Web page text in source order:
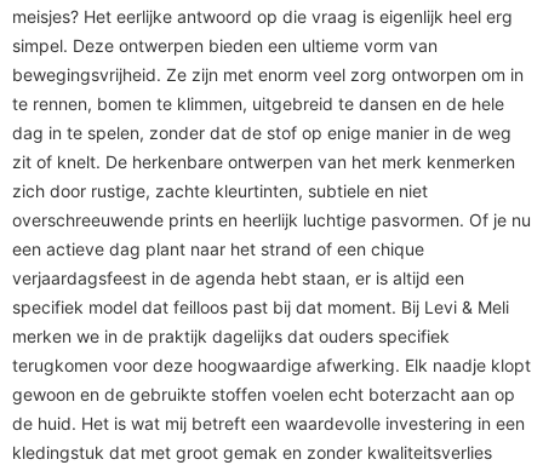
meisjes? Het eerlijke antwoord op die vraag is eigenlijk heel erg
simpel. Deze ontwerpen bieden een ultieme vorm van
bewegingsvrijheid. Ze zijn met enorm veel zorg ontworpen om in
te rennen, bomen te klimmen, uitgebreid te dansen en de hele
dag in te spelen, zonder dat de stof op enige manier in de weg
zit of knelt. De herkenbare ontwerpen van het merk kenmerken
zich door rustige, zachte kleurtinten, subtiele en niet
overschreeuwende prints en heerlijk luchtige pasvormen. Of je nu
een actieve dag plant naar het strand of een chique
verjaardagsfeest in de agenda hebt staan, er is altijd een
specifiek model dat feilloos past bij dat moment. Bij Levi & Meli
merken we in de praktijk dagelijks dat ouders specifiek
terugkomen voor deze hoogwaardige afwerking. Elk naadje klopt
gewoon en de gebruikte stoffen voelen echt boterzacht aan op
de huid. Het is wat mij betreft een waardevolle investering in een
kledingstuk dat met groot gemak en zonder kwaliteitsverlies